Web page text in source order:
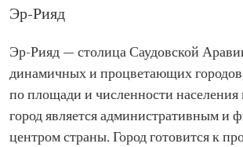
Эр-Рияд
Эр-Рияд — столица Саудовской
динамичных и процветающих
по площади и численности населения
город является административным и
центром страны. Город готовится к